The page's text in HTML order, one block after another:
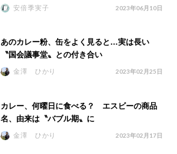
安倍季実子 2023年06月10日
あのカレー粉、缶をよく見ると…実は長い
〝国会議事堂〟との付き合い
金澤 ひかり 2023年02月25日
カレー、何曜日に食べる？ エスビーの商品
名、由来は〝バブル期〟に
金澤 ひかり 2023年02月17日